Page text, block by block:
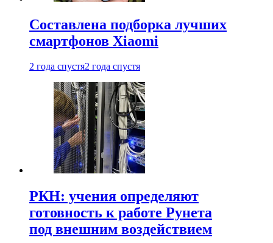
Составлена подборка лучших
смартфонов Xiaomi
2 года спустя2 года спустя
РКН: учения определяют
готовность к работе Рунета
под внешним воздействием